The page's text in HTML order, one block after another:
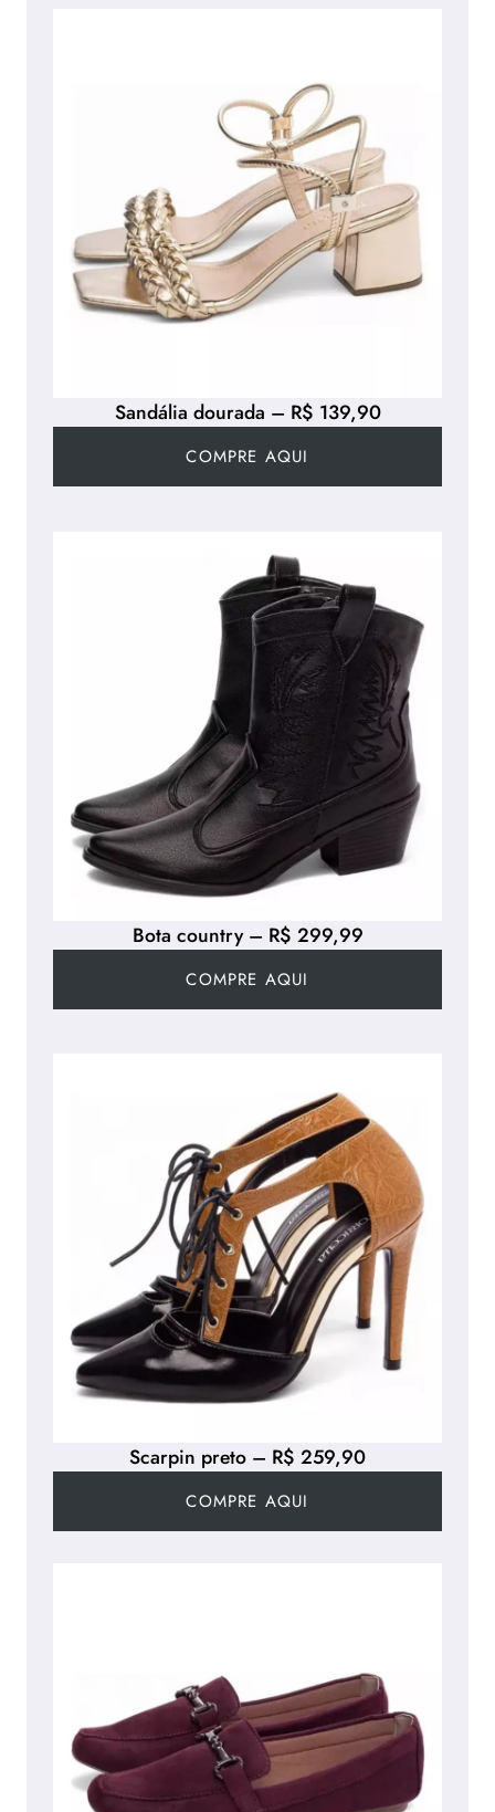
Scarpin preto – R$ 259,90
COMPRE AQUI
Sandália dourada – R$ 139,90
COMPRE AQUI
Bota country – R$ 299,99
COMPRE AQUI